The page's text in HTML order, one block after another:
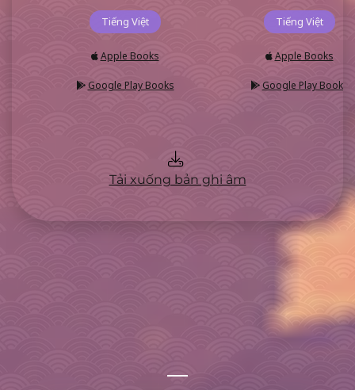
Tiếng Việt
Apple Books
Google Play Books
Tiếng Việt
Apple Books
Google Play Books
Tải xuống bản ghi âm